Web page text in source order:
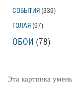
Эта картинка
СОБЫТИЯ (339)
ГОЛАЯ (97)
ОБОИ (78)